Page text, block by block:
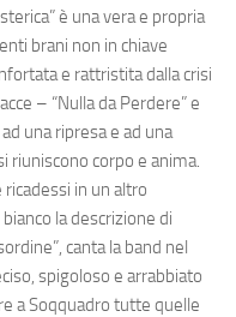
” è una vera e propria
brani non in chiave
e rattristita dalla crisi
– “Nulla da Perdere” e
una ripresa e ad una
riuniscono corpo e anima.
ricadessi in un altro
la descrizione di
canta la band nel
spigoloso e arrabbiato
a Soqquadro tutte quelle